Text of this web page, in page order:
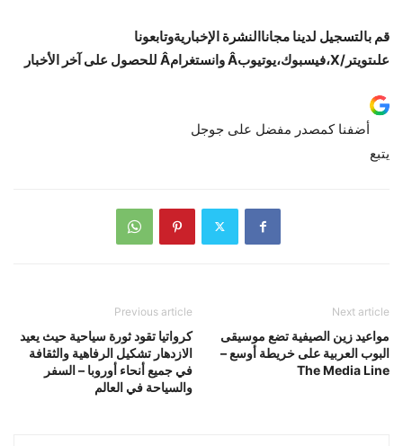
قم بالتسجيل لدينا مجانا النشرة الإخباريةوتابعونا
علىتويتر/X ،فيسبوك،يوتيوبÂ و انستغرامÂ للحصول على آخر الأخبار
أضفنا كمصدر مفضل على جوجل
يتبع
Previous article
كرواتيا تقود ثورة سياحية حيث يعيد
الازدهار تشكيل الرفاهية والثقافة
في جميع أنحاء أوروبا – السفر
والسياحة في العالم
Next article
مواعيد زين الصيفية تضع موسيقى
البوب ​​العربية على خريطة أوسع –
The Media Line